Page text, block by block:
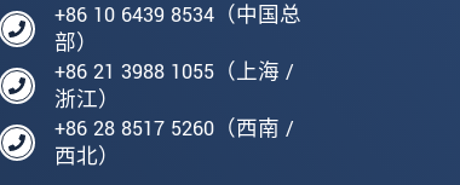
+86 10 6439 8534（中国总
部）
+86 21 3988 1055（上海 /
浙江）
+86 28 8517 5260（西南 /
西北）